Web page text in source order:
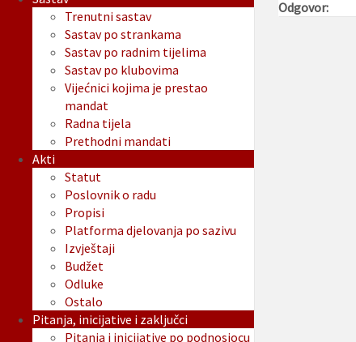
Odgovor:
Trenutni sastav
Sastav po strankama
Sastav po radnim tijelima
Sastav po klubovima
Vijećnici kojima je prestao
mandat
Radna tijela
Prethodni mandati
Akti
Statut
Poslovnik o radu
Propisi
Platforma djelovanja po sazivu
Izvještaji
Budžet
Odluke
Ostalo
Pitanja, inicijative i zaključci
Pitanja i inicijative po podnosiocu